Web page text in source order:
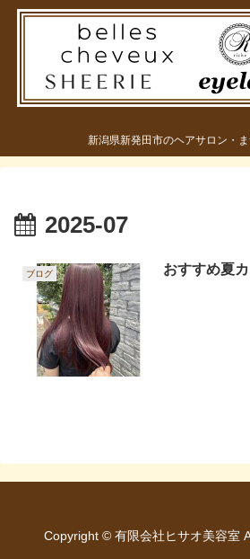
新潟県新発田市のヘアサロン・
2025-07
ブログ おすすめ夏
Copyright © 有限会社ヒサオ美容室